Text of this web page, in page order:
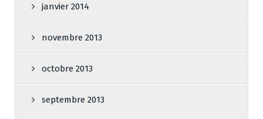
janvier 2014
novembre 2013
octobre 2013
septembre 2013